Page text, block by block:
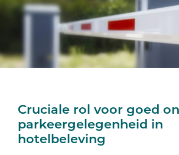
Cruciale rol voor goed
parkeergelegenheid in
hotelbeleving